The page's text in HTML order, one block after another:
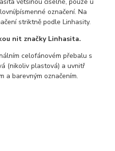
písmenné označení. Na
striktně podle Linhasity.
nit značky Linhasita.
celofánovém přebalu s
(nikoliv plastová) a uvnitř
a barevným označením.